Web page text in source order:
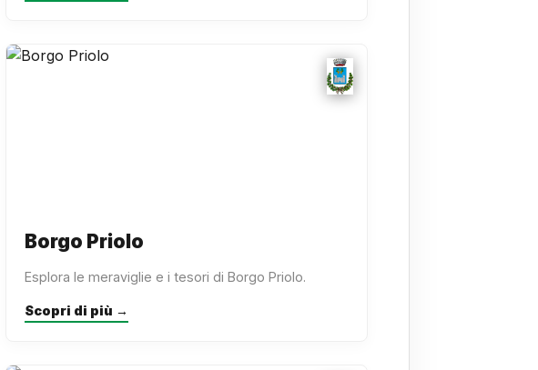
Borgo Priolo
Esplora le meraviglie e i tesori di Borgo Priolo.
Scopri di più →